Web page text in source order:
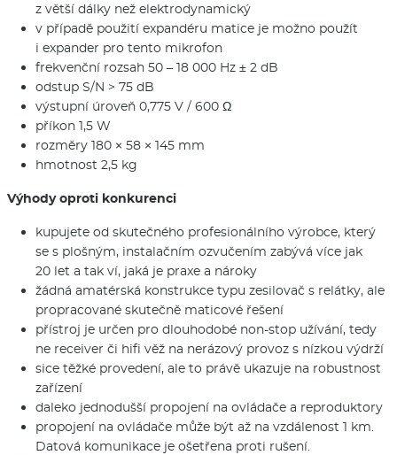
z větší dálky než elektrodynamický
v případě použití expandéru matice je možno použít
i expander pro tento mikrofon
frekvenční rozsah 50 – 18 000 Hz ± 2 dB
odstup S/N > 75 dB
výstupní úroveň 0,775 V / 600 Ω
příkon 1,5 W
rozměry 180 × 58 × 145 mm
hmotnost 2,5 kg
Výhody oproti konkurenci
kupujete od skutečného profesionálního výrobce, který
se s plošným, instalačním ozvučením zabývá více jak
20 let a tak ví, jaká je praxe a nároky
žádná amatérská konstrukce typu zesilovač s relátky, ale
propracované skutečně maticové řešení
přístroj je určen pro dlouhodobé non-stop užívání, tedy
ne receiver či hifi věž na nerázový provoz s nízkou výdrží
sice těžké provedení, ale to právě ukazuje na robustnost
zařízení
daleko jednodušší propojení na ovládače a reproduktory
propojení na ovládače může být až na vzdálenost 1 km.
Datová komunikace je ošetřena proti rušení.